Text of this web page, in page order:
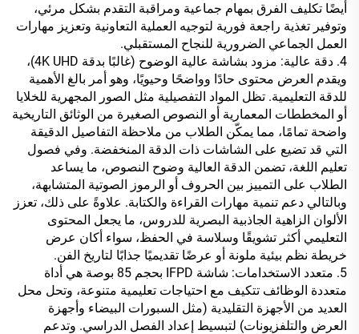
أيضًا تكليف الفرق بمهام جماعية ومراقبة التقدم بشكل مرئي،
وتوفير تغذية راجعة فورية لتوجيه العملية التعاونية وتعزيز مهارات
العمل الجماعي الضرورية للنجاح المستقبلي.
4. دقة عالية: مزود بشاشة عالية الوضوح (غالبًا بدقة 4K UHD)،
ويقدم العرض محتوى حادًا وواضحًا وحيويًا، وهو أمر بالغ الأهمية
للدقة التعليمية. تظل المواد التفصيلية مثل الصور المجهرية للخلايا
أو المخططات المعمارية أو النصوص الصغيرة من الوثائق التاريخية
واضحة تمامًا، مما يمكّن الطلاب من ملاحظة التفاصيل الدقيقة
التي قد تضيع على الشاشات ذات الدقة المنخفضة. وفي فصول
تعليم اللغة، تضمن الدقة العالية وضوح النصوص، ما يساعد
الطلاب على التمييز بين الحروف أو الرموز الصوتية المتشابهة،
وبالتالي دعم تنمية مهارات القراءة والكتابة. علاوةً على ذلك، تعزز
الألوان الزاهية الجاذبية البصرية للدروس، ما يجعل المحتوى
التعليمي أكثر تشويقًا وسلاسة في الحفظ، سواء أكان عرض
خريطة نظم بيئية ملونة أو عرضًا تقديميًا جذابًا لتاريخ الفن.
5. متعدد الاستخدامات: شاشة IFPD بحجم 85 بوصة هي أداة
متعددة الوظائف تتكيف مع احتياجات تعليمية متنوعة، وتحل محل
العديد من الأجهزة التقليدية (مثل السبورات البيضاء وأجهزة
العرض والتلفزيونات) لتبسيط إعداد الفصل الدراسي. وتدعم